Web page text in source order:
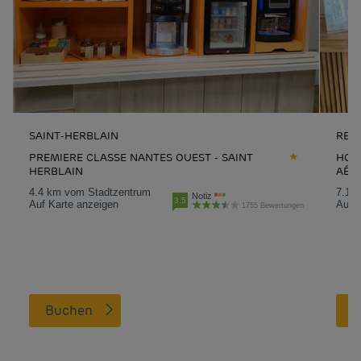
SAINT-HERBLAIN
PREMIERE CLASSE NANTES OUEST - SAINT
HERBLAIN
4.4 km vom Stadtzentrum
Auf Karte anzeigen
3.5 Notiz
1755 Bewertungen
Buchen
7.1
Auf